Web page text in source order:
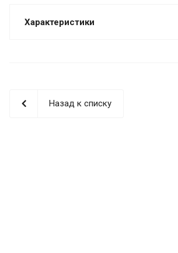
Характеристики
Назад к списку